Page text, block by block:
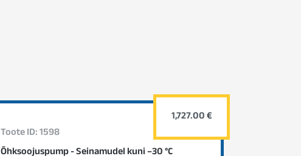
Toote ID: 1598
Õhksoojuspump - Seinamudel kuni –30 °C
1,727.00 €